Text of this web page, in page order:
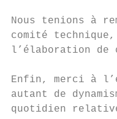
Nous tenions à
comité
l’élaboration de
Enfin, merci à
autant de
quotidien